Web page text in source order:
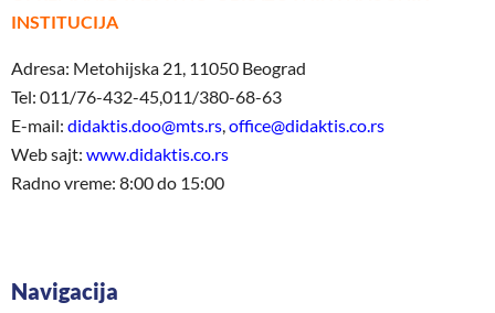
INSTITUCIJA
Adresa: Metohijska 21, 11050 Beograd
Tel: 011/76-432-45,011/380-68-63
E-mail: didaktis.doo@mts.rs,office@didaktis.co.rs
Web sajt: www.didaktis.co.rs
Radno vreme: 8:00 do 15:00
Navigacija